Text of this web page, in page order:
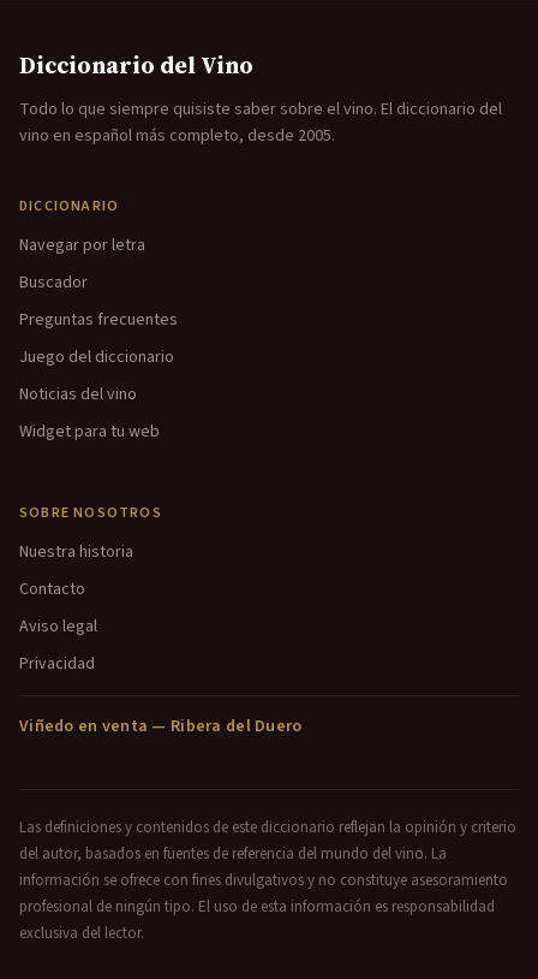
Diccionario del Vino
Todo lo que siempre quisiste saber sobre el vino. El diccionario del
vino en español más completo, desde 2005.
DICCIONARIO
Navegar por letra
Buscador
Preguntas frecuentes
Juego del diccionario
Noticias del vino
Widget para tu web
SOBRE NOSOTROS
Nuestra historia
Contacto
Aviso legal
Privacidad
Viñedo en venta — Ribera del Duero
Las definiciones y contenidos de este diccionario reflejan la opinión y criterio
del autor, basados en fuentes de referencia del mundo del vino. La
información se ofrece con fines divulgativos y no constituye asesoramiento
profesional de ningún tipo. El uso de esta información es responsabilidad
exclusiva del lector.